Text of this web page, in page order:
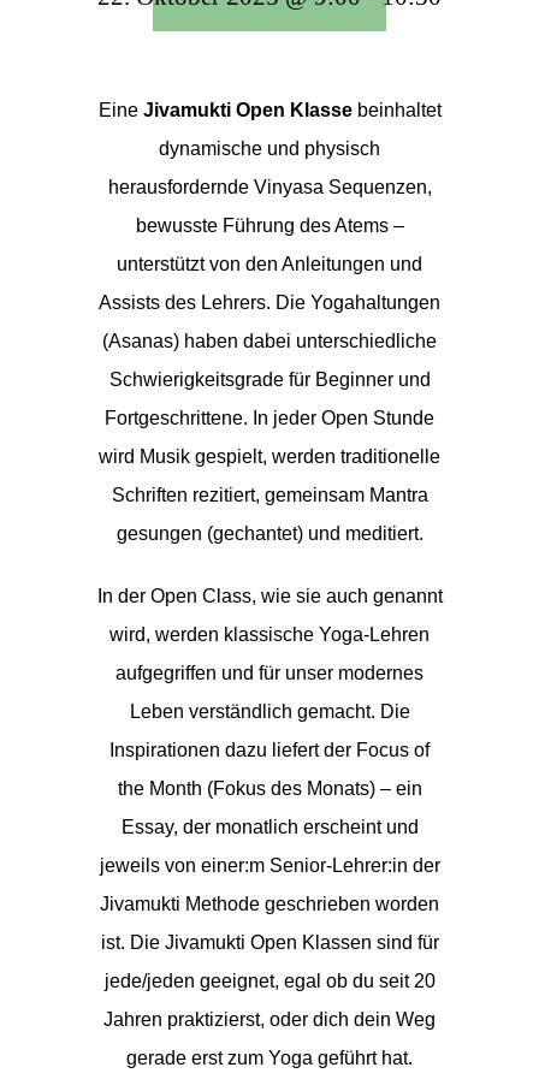
EineJivamukti Open Klassebeinhaltet
dynamische und physisch
herausfordernde Vinyasa Sequenzen,
bewusste Führung des Atems –
unterstützt von den Anleitungen und
Assists des Lehrers. Die Yogahaltungen
(Asanas) haben dabei unterschiedliche
Schwierigkeitsgrade für Beginner und
Fortgeschrittene. In jeder Open Stunde
wird Musik gespielt, werden traditionelle
Schriften rezitiert, gemeinsam Mantra
gesungen (gechantet) und meditiert.
In der Open Class, wie sie auch genannt
wird, werden klassische Yoga-Lehren
aufgegriffen und für unser modernes
Leben verständlich gemacht. Die
Inspirationen dazu liefert der Focus of
the Month (Fokus des Monats) – ein
Essay, der monatlich erscheint und
jeweils von einer:m Senior-Lehrer:in der
Jivamukti Methode geschrieben worden
ist. Die Jivamukti Open Klassen sind für
jede/jeden geeignet, egal ob du seit 20
Jahren praktizierst, oder dich dein Weg
gerade erst zum Yoga geführt hat.